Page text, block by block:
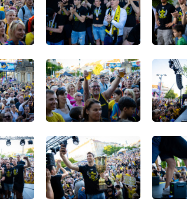
PROGRAMOK – 2026.
augusztus
vagyok én, te vagy te / zártkörű
előadás (Előadás/Kiállítás)